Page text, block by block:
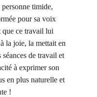
timide,
pour sa voix
que ce travail lui
la joie, la mettait en
de travail et
à exprimer son
en plus naturelle et
!